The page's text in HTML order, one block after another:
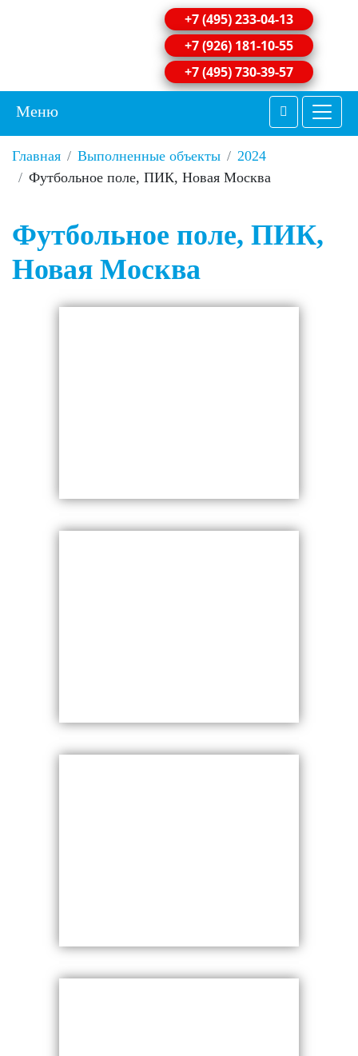
+7 (495) 233-04-13
+7 (926) 181-10-55
+7 (495) 730-39-57
Меню
Главная Выполненные объекты
2024
Футбольное поле, ПИК, Новая Москва
Футбольное поле, ПИК,
Новая Москва